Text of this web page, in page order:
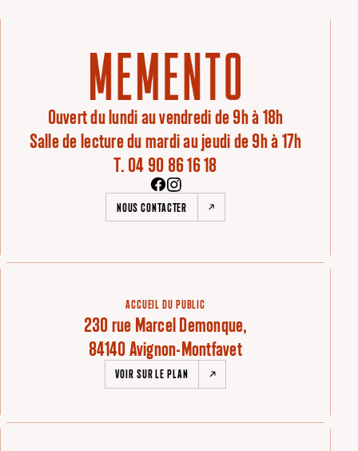
Ouvert du lundi au vendredi de 9h à 18h
Salle de lecture du mardi au jeudi de 9h à 17h
T. 04 90 86 16 18
NOUS CONTACTER
ACCUEIL DU PUBLIC
230 rue Marcel Demonque,
84140 Avignon-Montfavet
VOIR SUR LE PLAN